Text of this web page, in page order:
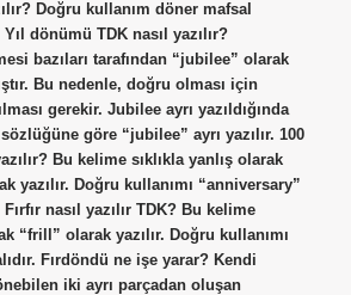
Doğru kullanım döner mafsal
dönümü TDK nasıl yazılır?
bazıları tarafından “jubilee” olarak
Bu nedenle, doğru olması için
gerekir. Jubilee ayrı yazıldığında
göre “jubilee” ayrı yazılır. 100
Bu kelime sıklıkla yanlış olarak
yazılır. Doğru kullanımı “anniversary”
nasıl yazılır TDK? Bu kelime
“frill” olarak yazılır. Doğru kullanımı
Fırdöndü ne işe yarar? Kendi
iki ayrı parçadan oluşan